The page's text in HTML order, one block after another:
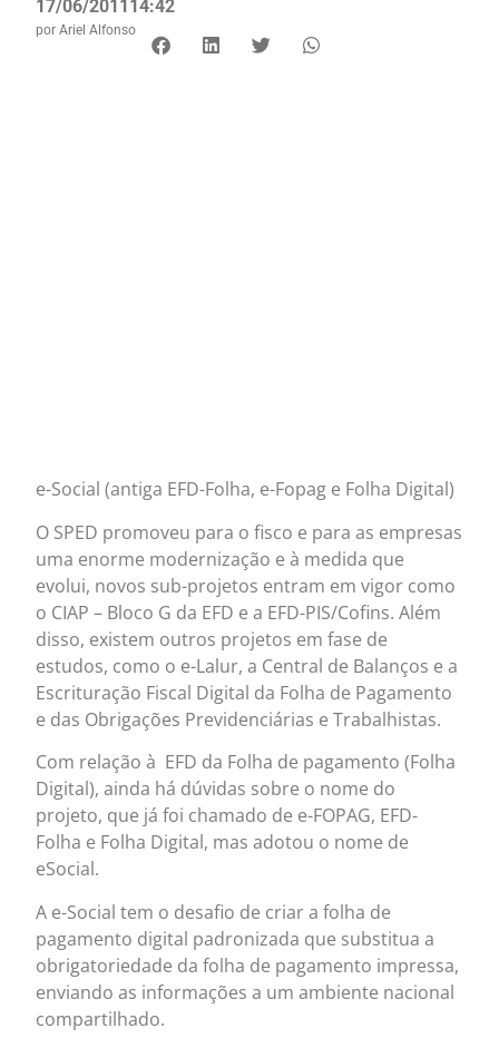
17/06/201114:42
por Ariel Alfonso
e-Social (antiga EFD-Folha, e-Fopag e Folha Digital)
O SPED promoveu para o fisco e para as empresas
uma enorme modernização e à medida que
evolui, novos sub-projetos entram em vigor como
o CIAP – Bloco G da EFD e a EFD-PIS/Cofins. Além
disso, existem outros projetos em fase de
estudos, como o e-Lalur, a Central de Balanços e a
Escrituração Fiscal Digital da Folha de Pagamento
e das Obrigações Previdenciárias e Trabalhistas.
Com relação à EFD da Folha de pagamento (Folha
Digital), ainda há dúvidas sobre o nome do
projeto, que já foi chamado de e-FOPAG, EFD-
Folha e Folha Digital, mas adotou o nome de
eSocial.
A e-Social tem o desafio de criar a folha de
pagamento digital padronizada que substitua a
obrigatoriedade da folha de pagamento impressa,
enviando as informações a um ambiente nacional
compartilhado.